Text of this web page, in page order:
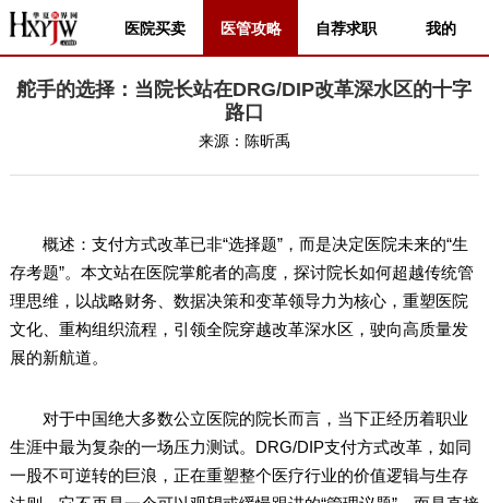
医院买卖 医管攻略 自荐求职 我的
舵手的选择：当院长站在DRG/DIP改革深水区的十字
路口
来源： 陈昕禹
概述：支付方式改革已非“选择题”，而是决定医院未来的“生
存考题”。本文站在医院掌舵者的高度，探讨院长如何超越传统管
理思维，以战略财务、数据决策和变革领导力为核心，重塑医院
文化、重构组织流程，引领全院穿越改革深水区，驶向高质量发
展的新航道。
对于中国绝大多数公立医院的院长而言，当下正经历着职业
生涯中最为复杂的一场压力测试。DRG/DIP支付方式改革，如同
一股不可逆转的巨浪，正在重塑整个医疗行业的价值逻辑与生存